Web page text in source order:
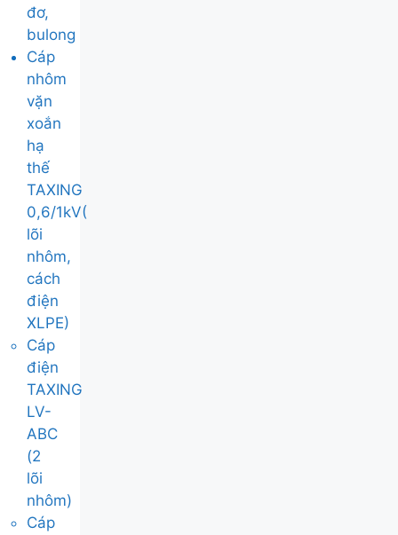
đơ,
bulong
Cáp
nhôm
vặn
xoắn
hạ
thế
TAXING
0,6/1kV(
lõi
nhôm,
cách
điện
XLPE)
Cáp
điện
TAXING
LV-
ABC
(2
lõi
nhôm)
Cáp